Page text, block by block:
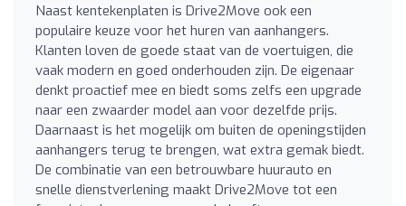
Naast kentekenplaten is Drive2Move ook een
populaire keuze voor het huren van aanhangers.
Klanten loven de goede staat van de voertuigen, die
vaak modern en goed onderhouden zijn. De eigenaar
denkt proactief mee en biedt soms zelfs een upgrade
naar een zwaarder model aan voor dezelfde prijs.
Daarnaast is het mogelijk om buiten de openingstijden
aanhangers terug te brengen, wat extra gemak biedt.
De combinatie van een betrouwbare huurauto en
snelle dienstverlening maakt Drive2Move tot een